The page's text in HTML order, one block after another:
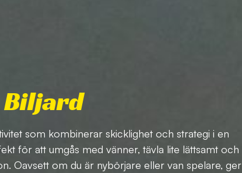
Biljard
som kombinerar skicklighet och strategi i en
för att umgås med vänner, tävla lite lättsamt och
Oavsett om du är nybörjare eller van spelare, ger